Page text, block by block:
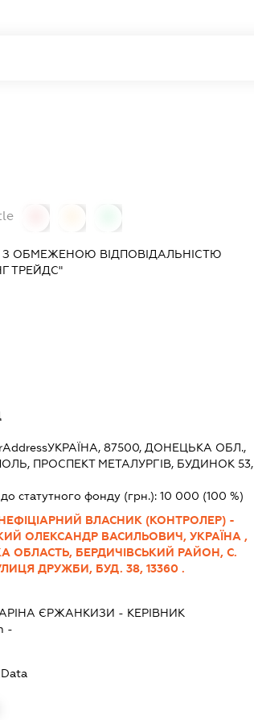
ОБМЕЖЕНОЮ ВІДПОВІДАЛЬНІСТЮ
ТРЕЙДС"
УКРАЇНА, 87500, ДОНЕЦЬКА ОБЛ.,
ПРОСПЕКТ МЕТАЛУРГІВ, БУДИНОК 53,
статутного фонду (грн.): 10 000 (100 %)
ВЛАСНИК (КОНТРОЛЕР) -
ОЛЕКСАНДР ВАСИЛЬОВИЧ, УКРАЇНА ,
ОБЛАСТЬ, БЕРДИЧІВСЬКИЙ РАЙОН, С.
ДРУЖБИ, БУД. 38, 13360 .
ЄРЖАНКИЗИ - КЕРІВНИК
-